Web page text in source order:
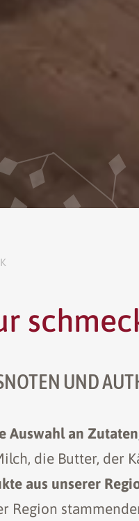
UND
Auswahl an Zutaten
die Butter, der
aus unserer
Region